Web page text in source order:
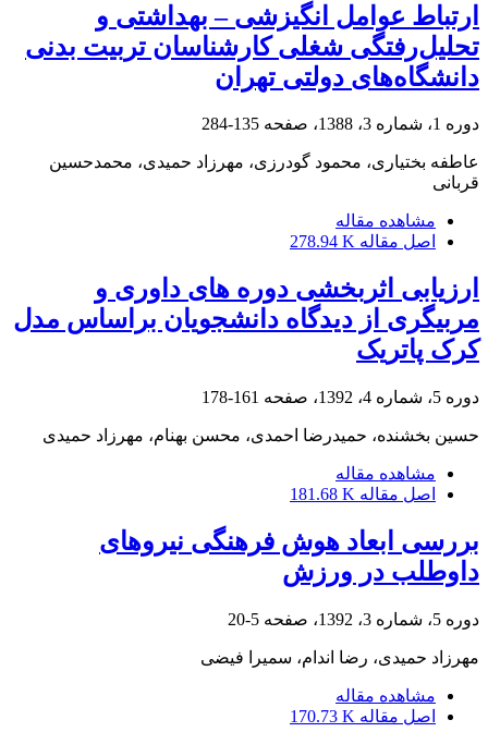
ارتباط عوامل انگیزشی – بهداشتی و
تحلیل‌رفتگی شغلی کارشناسان تربیت بدنی
دانشگاه‌های دولتی تهران
دوره 1، شماره 3، 1388، صفحه 135-284
عاطفه بختیاری، محمود گودرزی، مهرزاد حمیدی، محمدحسین
قربانی
مشاهده مقاله
اصل مقاله 278.94 K
ارزیابی اثربخشی دوره های داوری و
مربیگری از دیدگاه دانشجویان براساس مدل
کرک پاتریک
دوره 5، شماره 4، 1392، صفحه 161-178
حسین بخشنده، حمیدرضا احمدی، محسن بهنام، مهرزاد حمیدی
مشاهده مقاله
اصل مقاله 181.68 K
بررسی ابعاد هوش فرهنگی نیروهای
داوطلب در ورزش
دوره 5، شماره 3، 1392، صفحه 5-20
مهرزاد حمیدی، رضا اندام، سمیرا فیضی
مشاهده مقاله
اصل مقاله 170.73 K